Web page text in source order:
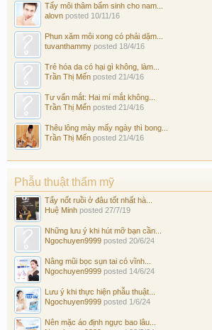
Tẩy môi thâm bẩm sinh cho nam...
alovn posted 10/11/16
Phun xăm môi xong có phải dặm...
tuvanthammy posted 18/4/16
Trẻ hóa da có hại gì không, làm...
Trần Thị Mến posted 21/4/16
Tư vấn mắt: Hai mí mắt không...
Trần Thị Mến posted 21/4/16
Thêu lông mày mấy ngày thì bong...
Trần Thị Mến posted 21/4/16
Phẫu thuật thẩm mỹ
Tẩy nốt ruồi ở đâu tốt nhất hà...
Huệ Minh posted 27/7/19
Những lưu ý khi hút mỡ bạn cần...
Ngochuyen9999 posted 20/6/24
Nâng mũi bọc sụn tai có vĩnh...
Ngochuyen9999 posted 14/6/24
Lưu ý khi thực hiện phẫu thuật...
Ngochuyen9999 posted 1/6/24
Nên mặc áo định ngực bao lâu...